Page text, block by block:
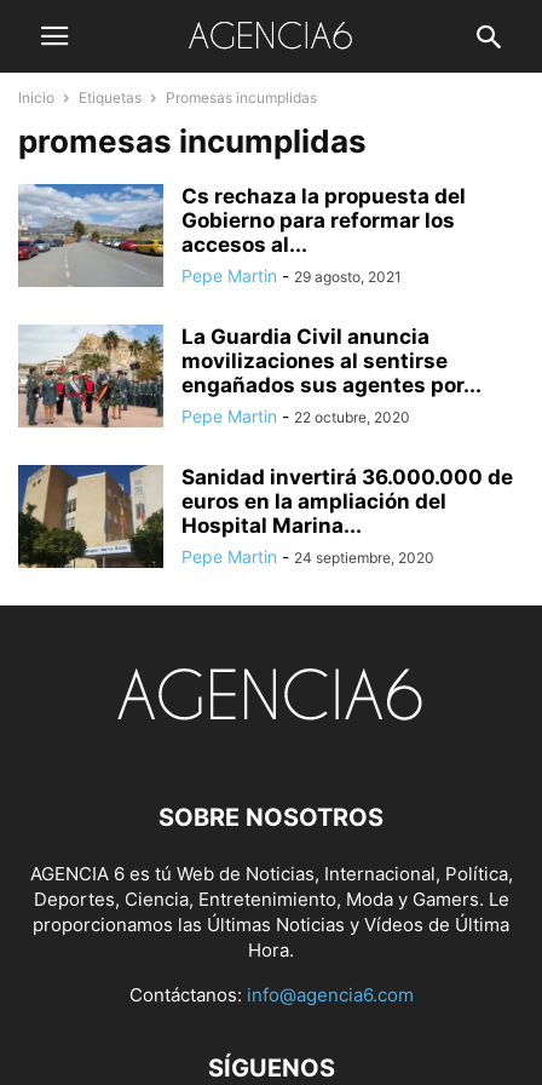
Inicio Etiquetas Promesas incumplidas
promesas incumplidas
Cs rechaza la propuesta del
Gobierno para reformar los
accesos al...
Pepe Martin - 29 agosto, 2021
La Guardia Civil anuncia
movilizaciones al sentirse
engañados sus agentes por...
Pepe Martin - 22 octubre, 2020
Sanidad invertirá 36.000.000 de
euros en la ampliación del
Hospital Marina...
Pepe Martin - 24 septiembre, 2020
SOBRE NOSOTROS
AGENCIA 6 es tú Web de Noticias, Internacional, Política,
Deportes, Ciencia, Entretenimiento, Moda y Gamers. Le
proporcionamos las Últimas Noticias y Vídeos de Última
Hora.
Contáctanos: info@agencia6.com
SÍGUENOS